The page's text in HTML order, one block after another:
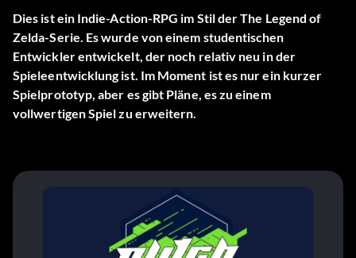
Dies ist ein Indie-Action-RPG im Stil der The Legend of
Zelda-Serie. Es wurde von einem studentischen
Entwickler entwickelt, der noch relativ neu in der
Spieleentwicklung ist. Im Moment ist es nur ein kurzer
Spielprototyp, aber es gibt Pläne, es zu einem
vollwertigen Spiel zu erweitern.